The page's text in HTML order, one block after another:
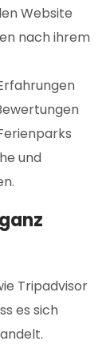
Website
nach ihrem
und
Tripadvisor
es sich